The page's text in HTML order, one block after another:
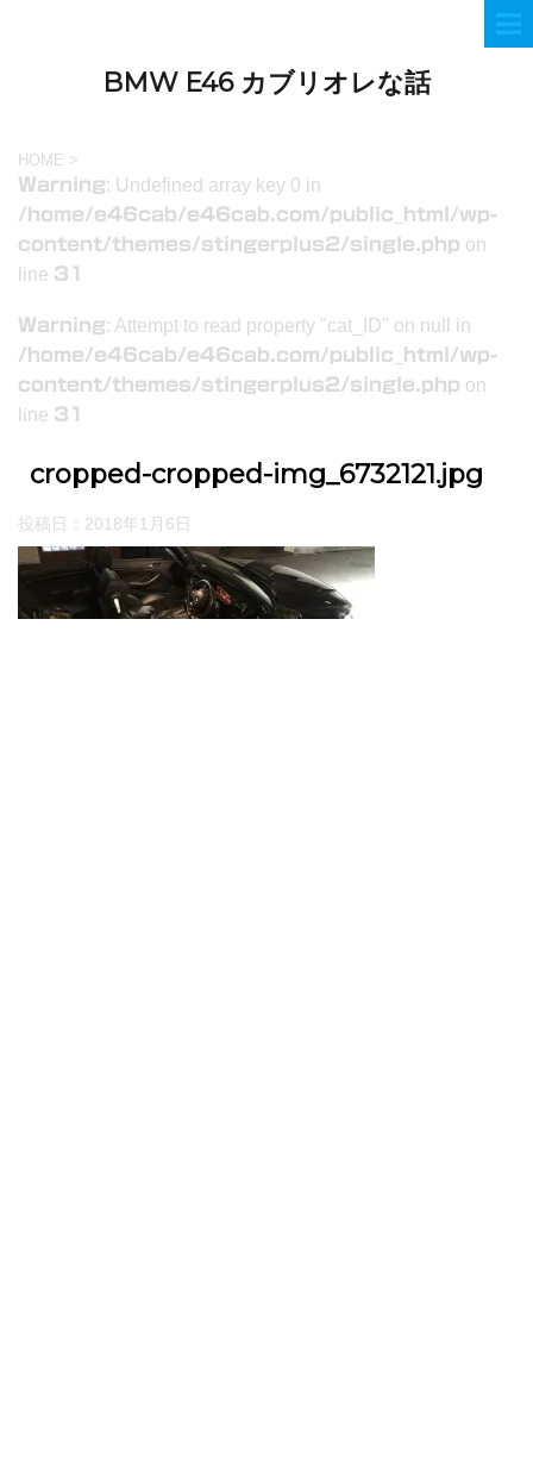
BMW E46 カブリオレな話
HOME >
Warning: Undefined array key 0 in
/home/e46cab/e46cab.com/public_html/wp-
content/themes/stingerplus2/single.php on
line 31
Warning: Attempt to read property "cat_ID" on null in
/home/e46cab/e46cab.com/public_html/wp-
content/themes/stingerplus2/single.php on
line 31
cropped-cropped-img_6732121.jpg
投稿日： 2018年1月6日